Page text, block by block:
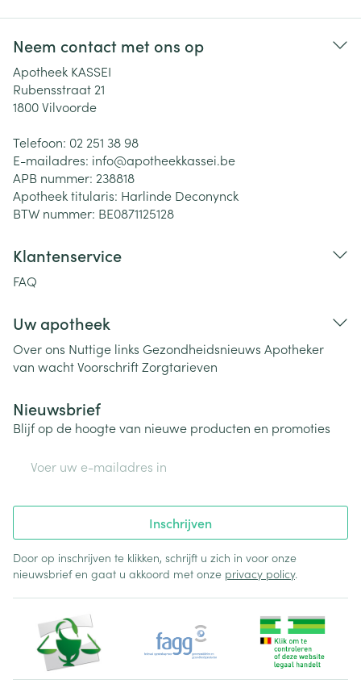
Neem contact met ons op
Apotheek KASSEI
Rubensstraat 21
1800Vilvoorde
Telefoon: 02 251 38 98
E-mailadres: info@apotheekkassei.be
APB nummer: 238818
Apotheek titularis: Harlinde Deconynck
BTW nummer: BE0871125128
Klantenservice
FAQ
Uw apotheek
Over ons Nuttige links Gezondheidsnieuws Apotheker
van wachtVoorschriftZorgtarieven
Nieuwsbrief
Blijf op de hoogte van nieuwe producten en promoties
Inschrijven
Door op inschrijven te klikken, schrijft u zich in voor onze
nieuwsbrief en gaat u akkoord met onze privacy policy.